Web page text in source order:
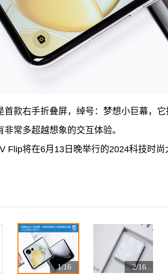
首款右手折叠屏，绰号：梦想小巨幕，
常多超越想象的交互体验。
Flip将在6月13日晚举行的2024科技时
1/16 2/16